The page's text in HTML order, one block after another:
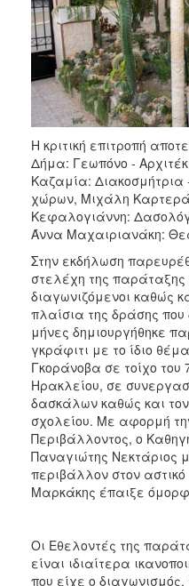
Η κριτική επιτροπή
Δήμα: Γεωπόνο -
Καζαμία: Διακοσμήτρια
χώρων, Μιχάλη
Κεφαλογιάννη:
Άννα Μαχαιριανάκη:
Στην εκδήλωση
στελέχη της παράταξης
διαγωνιζόμενοι καθώς
πλαίσια της δράσης που
μήνες δημιουργήθηκε
γκράφιτι με το ίδιο
Γκοράνοβα σε τοίχο του
Ηρακλείου, σε
δασκάλων καθώς και
σχολείου. Με αφορμή
Περιβάλλοντος, ο
Παναγιώτης Νεκτάριος
περιβάλλον στον
Μαρκάκης έπαιξε
Οι Εθελοντές της
είναι ιδιαίτερα
που είχε ο